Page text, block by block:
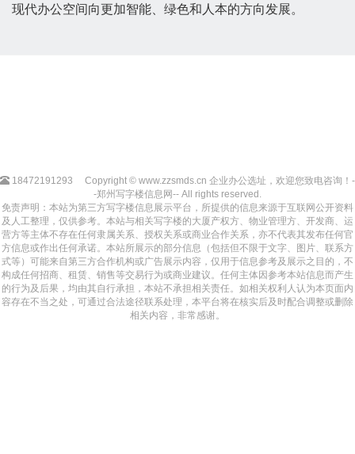
现代办公空间向更加智能、绿色和人本的方向发展。
18472191293
Copyright © www.zzsmds.cn 企业办公选址，欢迎您致电咨询！-
-郑州写字楼信息网-- All rights reserved.
免责声明：本站为第三方写字楼信息展示平台，所提供的信息来源于互联网公开资料
及人工整理，仅供参考。本站与相关写字楼的大厦产权方、物业管理方、开发商、运
营方等主体不存在任何隶属关系、授权关系或商业合作关系，亦不代表其发布任何官
方信息或作出任何承诺。本站所展示的部分信息（包括但不限于文字、图片、联系方
式等）可能来自第三方合作机构或广告展示内容，仅用于信息参考及展示之目的，不
构成任何招商、租赁、销售等交易行为或商业建议。任何主体因参考本站信息而产生
的行为及后果，均由其自行承担，本站不承担相关责任。如相关权利人认为本页面内
容存在不当之处，可通过合法途径联系处理，本平台将在核实后及时配合调整或删除
相关内容，非常感谢。